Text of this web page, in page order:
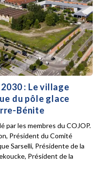
: Le village
du pôle glace
Bénite
par les membres du COJOP.
Président du Comité
Sarselli, Présidente de la
Président de la